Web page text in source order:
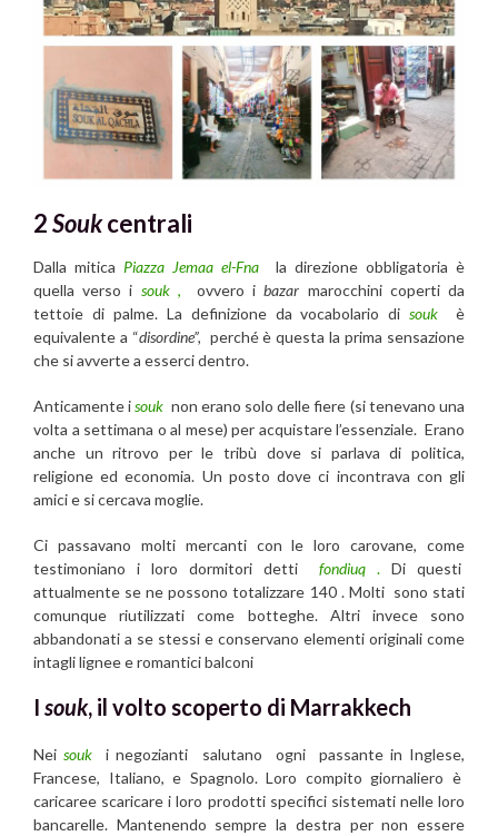
2Soukcentrali
Dalla miticaPiazza Jemaa el-Fna
la direzione obbligatoria è
quella verso i souk, ovvero ibazar marocchini coperti da
tettoie di palme. La definizione da vocabolario disouk
è
equivalente a “disordine”, perché è questa la prima sensazione
che si avverte a esserci dentro.
Anticamente isouk non erano solo delle fiere (si tenevano una
volta a settimana o al mese) per acquistare l’essenziale. Erano
anche un ritrovo per le tribù dove si parlava di politica,
religione ed economia. Un posto dove ci incontrava con gli
amici e si cercava moglie.
Ci passavano molti mercanti con le loro carovane, come
testimoniano i loro dormitori detti
fondiuq . Di questi
attualmente se ne possono totalizzare 140 . Molti sono stati
comunque riutilizzati come botteghe. Altri invece sono
abbandonati a se stessi e conservano elementi originali come
intagli lignee e romantici balconi
I souk, il volto scoperto di Marrakkech
Neisouk
i negozianti salutano ogni passante in Inglese,
Francese, Italiano, e Spagnolo. Loro compito giornaliero è
caricaree scaricare i loro prodotti specifici sistemati nelle loro
bancarelle. Mantenendo sempre la destra per non essere